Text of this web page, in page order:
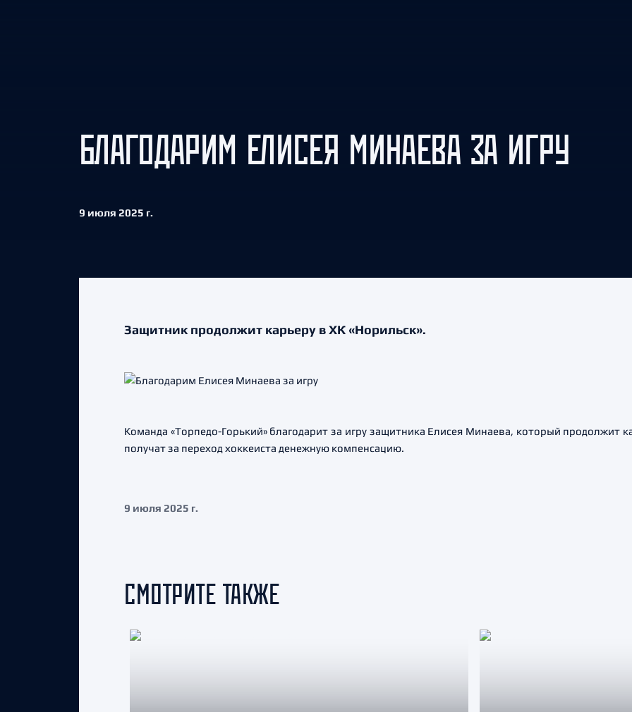
БЛАГОДАРИМ ЕЛИСЕЯ МИНАЕВА ЗА ИГРУ
9 июля 2025 г.
Защитник продолжит карьеру в ХК «Норильск».
Команда «Торпедо-Горький» благодарит за игру защитника Елисея Минаева, который продолжит
получат за переход хоккеиста денежную компенсацию.
9 июля 2025 г.
СМОТРИТЕ ТАКЖЕ